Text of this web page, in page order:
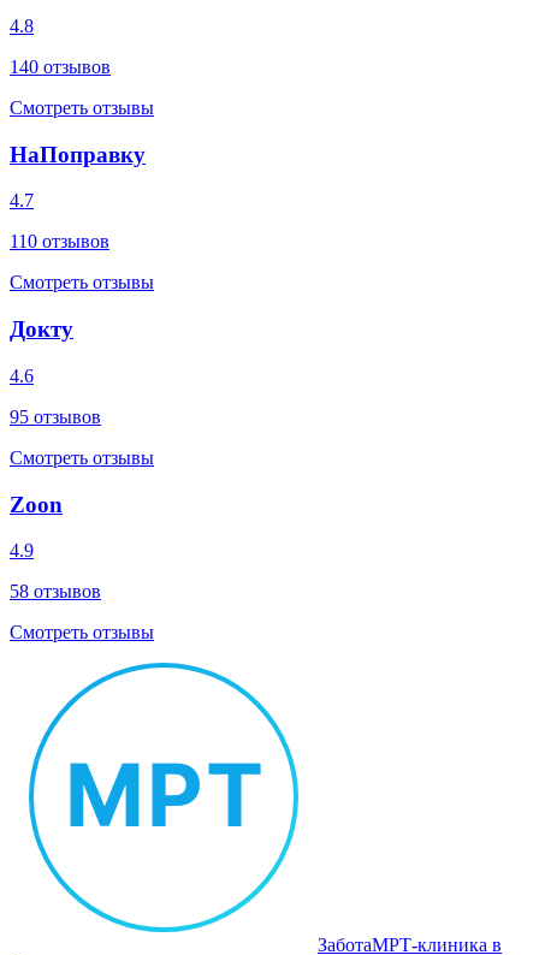
4.8
140 отзывов
Смотреть отзывы
НаПоправку
4.7
110 отзывов
Смотреть отзывы
Докту
4.6
95 отзывов
Смотреть отзывы
Zoon
4.9
58 отзывов
Смотреть отзывы
ЗаботаМРТ‑клиника в